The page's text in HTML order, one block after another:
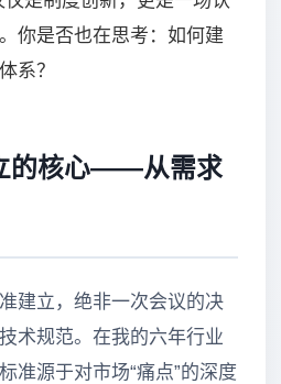
你是否也在思考：如何建
系？
的核心——从需求
建立，绝非一次会议的决
术规范。在我的六年行业
准源于对市场“痛点”的深度